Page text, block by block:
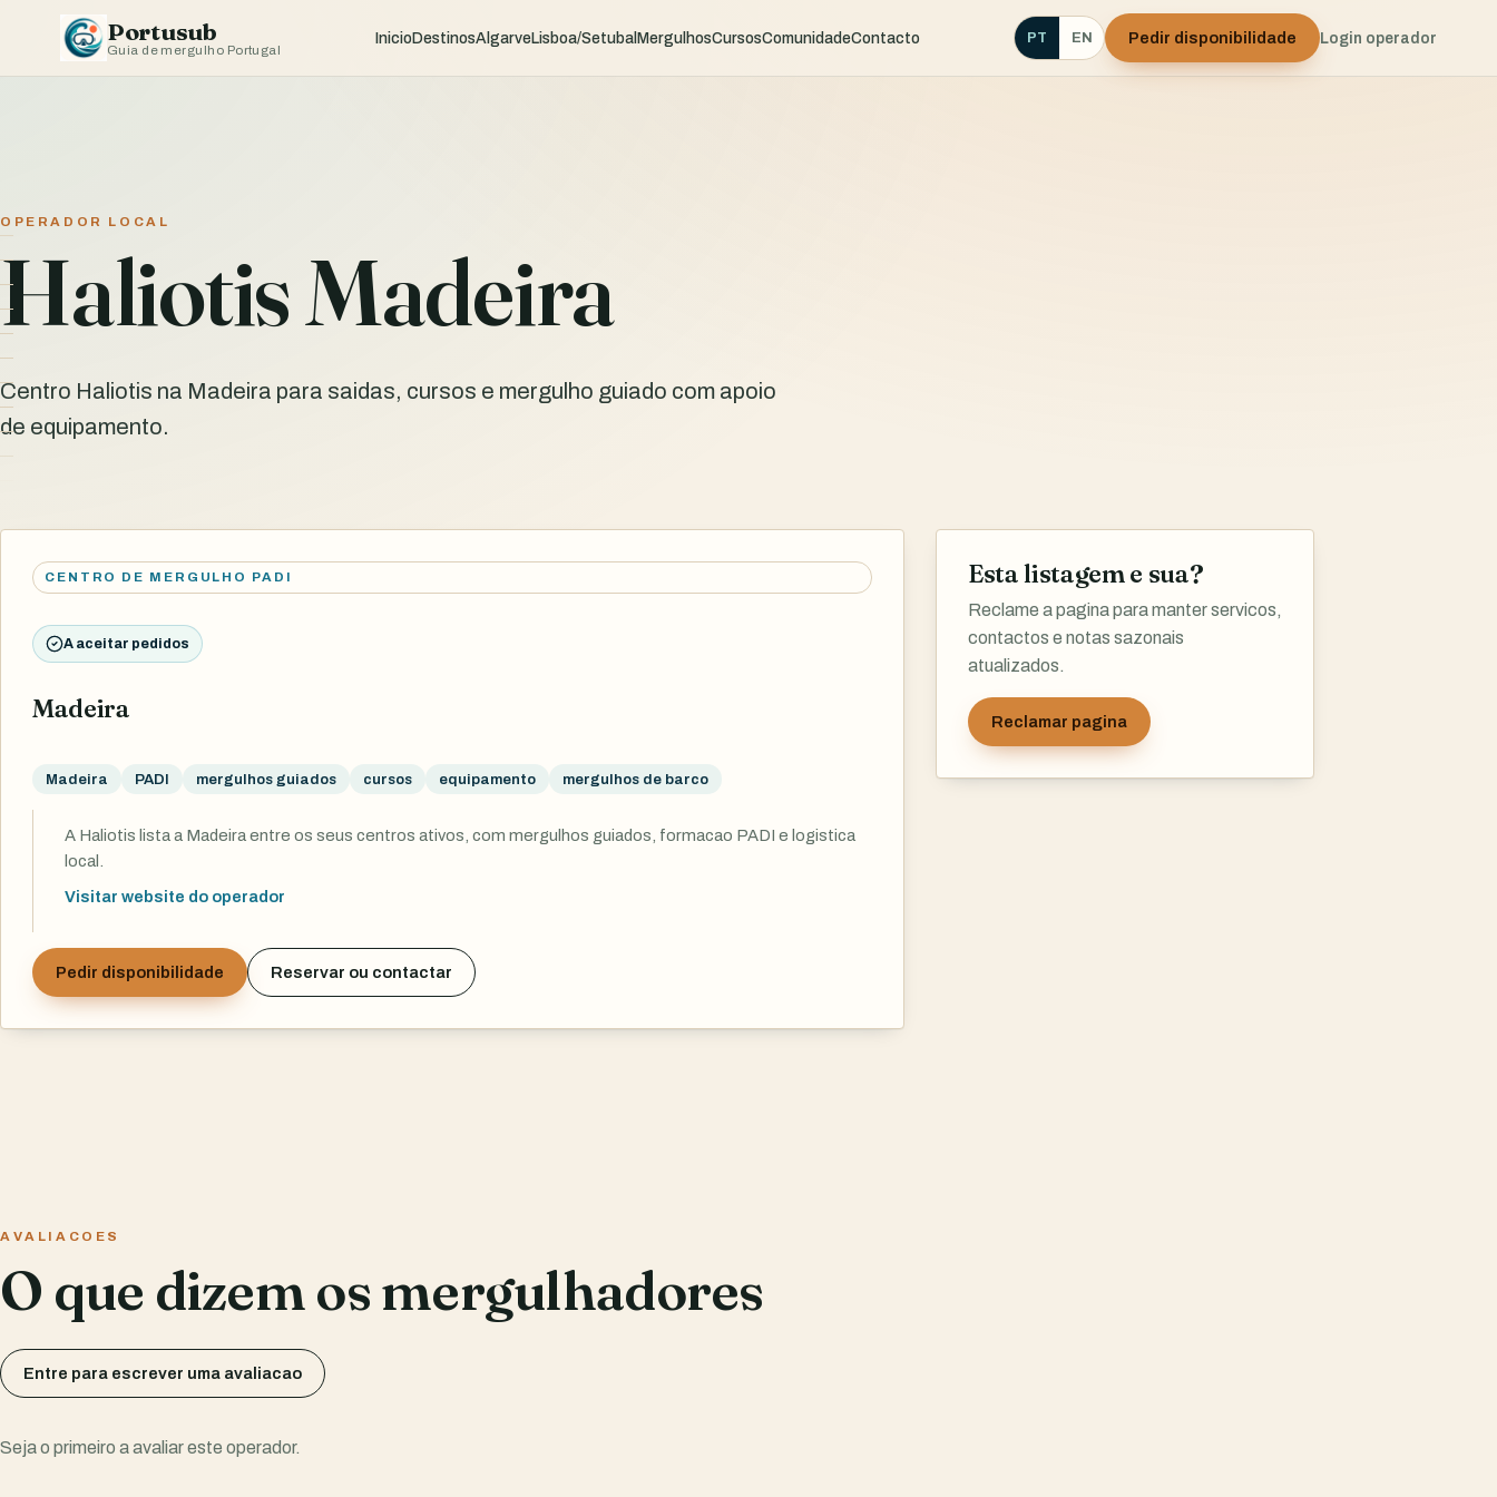
Portusub
Guia de mergulho Portugal
InicioDestinosAlgarveLisboa/Setubal MergulhosCursosComunidadeContacto PT EN Pedir disponibilidade Login operador
OPERADOR LOCAL
Haliotis Madeira
Centro Haliotis na Madeira para saidas, cursos e mergulho guiado com apoio
de equipamento.
CENTRO DE MERGULHO PADI
A aceitar pedidos
Madeira
Madeira PADI mergulhos guiados cursos equipamento mergulhos de barco
A Haliotis lista a Madeira entre os seus centros ativos, com mergulhos guiados, formacao PADI e logistica
local.
Visitar website do operador
Pedir disponibilidade Reservar ou contactar
Esta listagem e sua?
Reclame a pagina para manter servicos,
contactos e notas sazonais
atualizados.
Reclamar pagina
AVALIACOES
O que dizem os mergulhadores
Entre para escrever uma avaliacao
Seja o primeiro a avaliar este operador.